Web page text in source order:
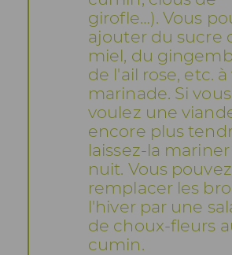
girofle…). Vous
ajouter du sucre
miel, du
de l'ail rose, etc.
marinade. Si vous
voulez une
encore plus
laissez-la
nuit. Vous pouvez
remplacer les
l'hiver par une
de choux-fleurs
cumin.